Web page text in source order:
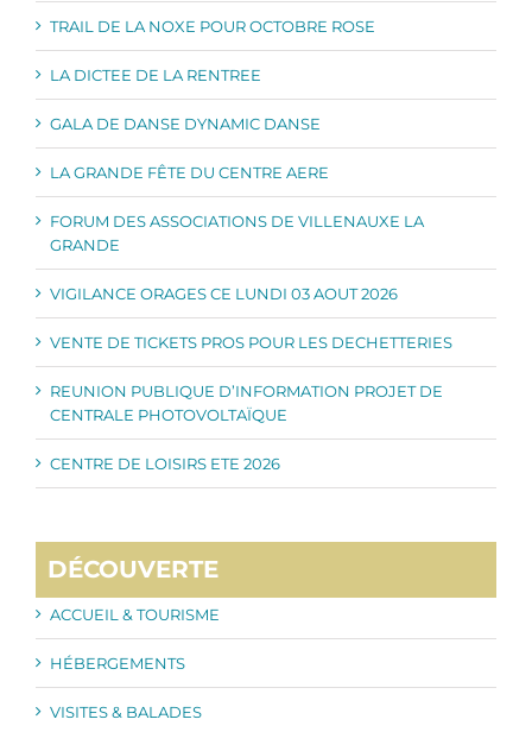
TRAIL DE LA NOXE POUR OCTOBRE ROSE
LA DICTEE DE LA RENTREE
GALA DE DANSE DYNAMIC DANSE
LA GRANDE FÊTE DU CENTRE AERE
FORUM DES ASSOCIATIONS DE VILLENAUXE LA
GRANDE
VIGILANCE ORAGES CE LUNDI 03 AOUT 2026
VENTE DE TICKETS PROS POUR LES DECHETTERIES
REUNION PUBLIQUE D’INFORMATION PROJET DE
CENTRALE PHOTOVOLTAÏQUE
CENTRE DE LOISIRS ETE 2026
DÉCOUVERTE
ACCUEIL & TOURISME
HÉBERGEMENTS
VISITES & BALADES